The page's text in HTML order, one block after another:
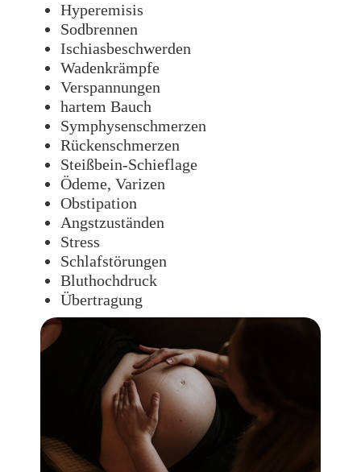
Hyperemisis
Sodbrennen
Ischiasbeschwerden
Wadenkrämpfe
Verspannungen
hartem Bauch
Symphysenschmerzen
Rückenschmerzen
Steißbein-Schieflage
Ödeme, Varizen
Obstipation
Angstzuständen
Stress
Schlafstörungen
Bluthochdruck
Übertragung